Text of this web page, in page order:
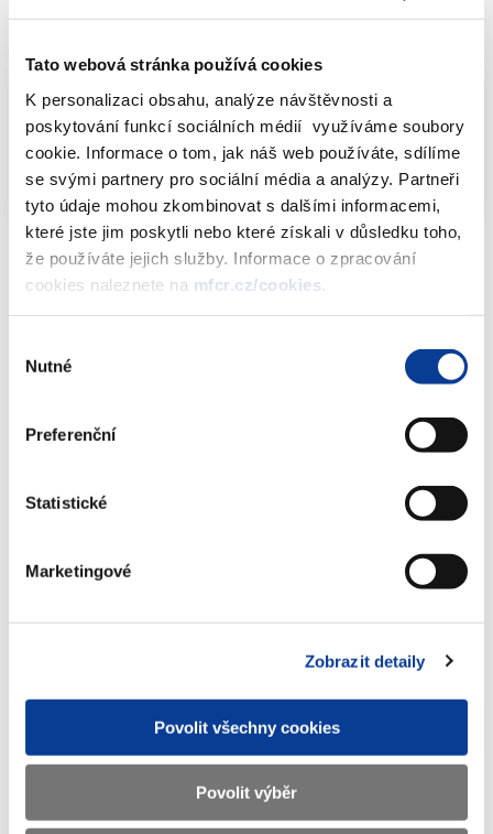
Tato webová stránka používá cookies
K personalizaci obsahu, analýze návštěvnosti a
poskytování funkcí sociálních médií využíváme soubory
cookie. Informace o tom, jak náš web používáte, sdílíme
se svými partnery pro sociální média a analýzy. Partneři
tyto údaje mohou zkombinovat s dalšími informacemi,
které jste jim poskytli nebo které získali v důsledku toho,
že používáte jejich služby. Informace o zpracování
cookies naleznete na mfcr.cz/cookies
souhlasu
Nutné
Preferenční
Statistické
Marketingové
Zobrazit detaily
Povolit všechny cookies
Povolit výběr
Informativní přehled povolených hazardních
her dle ZHH - stav k 16.8.2021 XLSX (2162kB)
Dokumenty ke stažení
hazardních her dle ZHH - stav k
Stáhnout vybrané (